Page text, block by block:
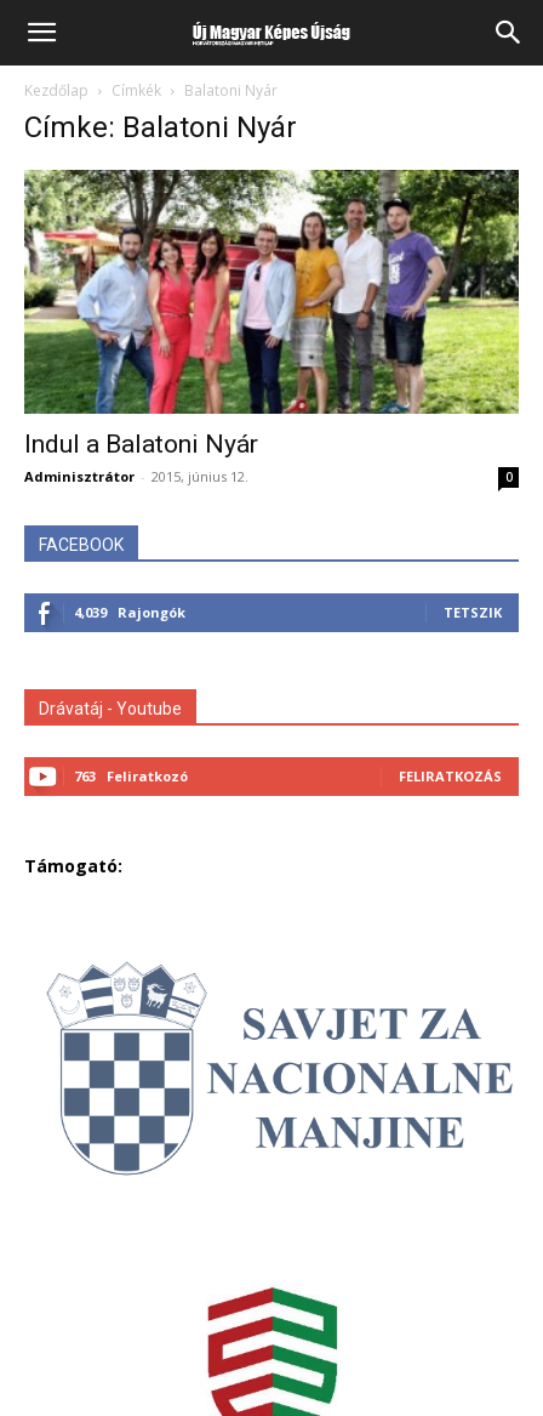
Kezdőlap Címkék Balatoni Nyár
Címke: Balatoni Nyár
Indul a Balatoni Nyár
Adminisztrátor - 2015, június 12. 0
FACEBOOK
4,039 Rajongók TETSZIK
Drávatáj - Youtube
763 Feliratkozó FELIRATKOZÁS
Támogató: